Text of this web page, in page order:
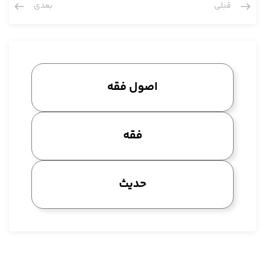
که از مهم ترین کتاب ها حتی ما ابتدائا احتمال می دادیم این تفسیر
تقریبا معاصر کلینی است ابن ماهیار، مرحوم نجاشی و دیگران نوشتند
هزار ورقه بوده یعنی دو هزار صفحه چون در زمان ما می خواهد چاپ
بشود یک چیزی حدود بیست جلد باشد که از سنی ها هم چقدر نقل
کرده است، در آیات مبارکه ای که در شان اهل بیت، معلوم می شود
روایات خیلی زیاد بوده و این حذف شده، این تفسیر ابن ماهیار از
است، یک مقدارش در این کتاب تاویل الایات الظاهرة آمده، در برهان
هم از آن نقل می کنند، اخیرا یعنی چند سال پیش، بیست سال، سی
سال پیش هم شنیده بودم یک جمع آوری می کنند یعنی تالیف، به
اصطلاح گرد آوری نه این که نسخه ای از آن پیدا شده باشد، بازسازی،
قبلی بعدی
اصول فقه
فقه
حدیث